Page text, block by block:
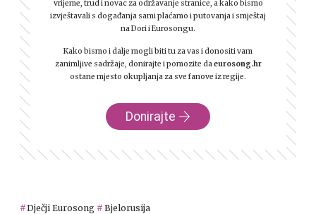
vrijeme, trud i novac za održavanje stranice, a kako bismo
izvještavali s događanja sami plaćamo i putovanja i smještaj
na Dori i Eurosongu.
Kako bismo i dalje mogli biti tu za vas i donositi vam
zanimljive sadržaje, donirajte i pomozite daeurosong.hr
ostane mjesto okupljanja za sve fanove iz regije.
Donirajte
Dječji Eurosong
Bjelorusija